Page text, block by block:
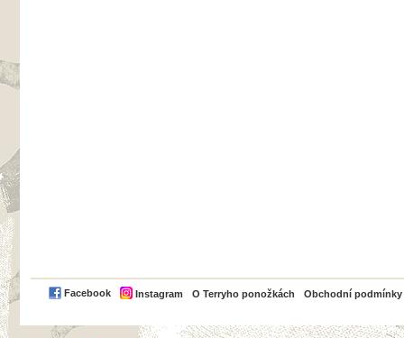
Facebook Instagram O Terryho ponožkách Obchodní podmínky
PayPal